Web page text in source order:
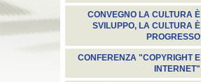
CONVEGNO LA CULTURA È
SVILUPPO, LA CULTURA È
PROGRESSO
CONFERENZA "COPYRIGHT E
INTERNET"